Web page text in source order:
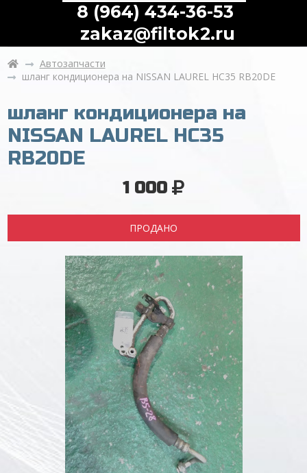
8 (964) 434-36-53
zakaz@filtok2.ru
Автозапчасти
шланг кондиционера на NISSAN LAUREL HC35 RB20DE
шланг кондиционера на
NISSAN LAUREL HC35
RB20DE
1 000
ПРОДАНО